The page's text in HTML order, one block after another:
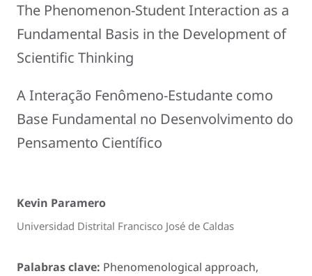
The Phenomenon-Student Interaction as a
Fundamental Basis in the Development of
Scientific Thinking
A Interação Fenômeno-Estudante como
Base Fundamental no Desenvolvimento do
Pensamento Científico
Kevin Paramero
Universidad Distrital Francisco José de Caldas
Palabras clave: Phenomenological approach,